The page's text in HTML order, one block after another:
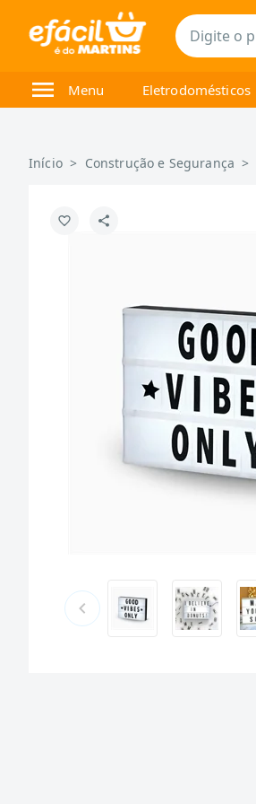
Menu Eletrodomésticos
Início > Construção e Segurança >